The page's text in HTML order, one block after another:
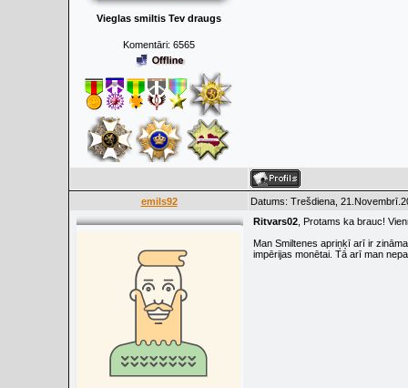
Vieglas smiltis Tev draugs
Komentāri: 6565
emils92 Datums: Trešdiena,
Ritvars02 , Protams ka brauc!
Man Smiltenes apriņķī arī ir
impērijas monētai. Tā arī man